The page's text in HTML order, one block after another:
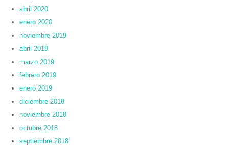
abril 2020
enero 2020
noviembre 2019
abril 2019
marzo 2019
febrero 2019
enero 2019
diciembre 2018
noviembre 2018
octubre 2018
septiembre 2018